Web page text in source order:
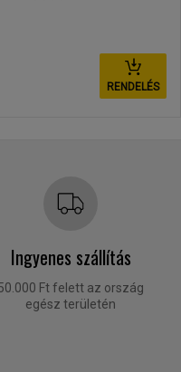
RENDELÉS
Ingyenes szállítás
Ft felett az ország
egész területén